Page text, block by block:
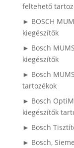
feltehető
► BOSCH
kiegészítők
► Bosch
kiegészítők
► Bosch
tartozékok
► Bosch
kiegészítők
► Bosch
► Bosch,